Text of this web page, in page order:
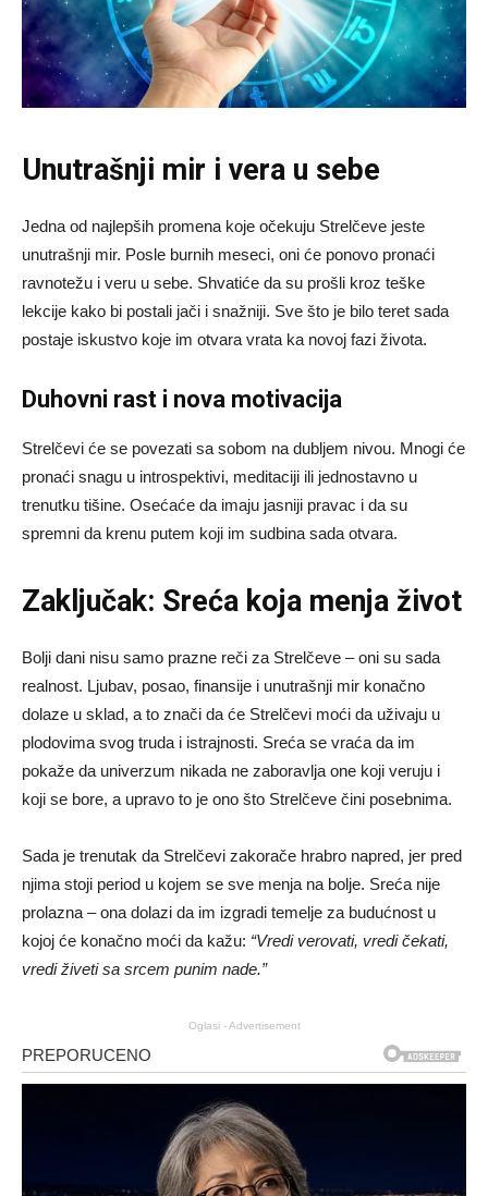
Unutrašnji mir i vera u sebe
Jedna od najlepših promena koje očekuju Strelčeve jeste
unutrašnji mir. Posle burnih meseci, oni će ponovo pronaći
ravnotežu i veru u sebe. Shvatiće da su prošli kroz teške
lekcije kako bi postali jači i snažniji. Sve što je bilo teret sada
postaje iskustvo koje im otvara vrata ka novoj fazi života.
Duhovni rast i nova motivacija
Strelčevi će se povezati sa sobom na dubljem nivou. Mnogi će
pronaći snagu u introspektivi, meditaciji ili jednostavno u
trenutku tišine. Osećaće da imaju jasniji pravac i da su
spremni da krenu putem koji im sudbina sada otvara.
Zaključak: Sreća koja menja život
Bolji dani nisu samo prazne reči za Strelčeve – oni su sada
realnost. Ljubav, posao, finansije i unutrašnji mir konačno
dolaze u sklad, a to znači da će Strelčevi moći da uživaju u
plodovima svog truda i istrajnosti. Sreća se vraća da im
pokaže da univerzum nikada ne zaboravlja one koji veruju i
koji se bore, a upravo to je ono što Strelčeve čini posebnima.
Sada je trenutak da Strelčevi zakorače hrabro napred, jer pred
njima stoji period u kojem se sve menja na bolje. Sreća nije
prolazna – ona dolazi da im izgradi temelje za budućnost u
kojoj će konačno moći da kažu: “Vredi verovati, vredi čekati,
vredi živeti sa srcem punim nade.”
Oglasi - Advertisement